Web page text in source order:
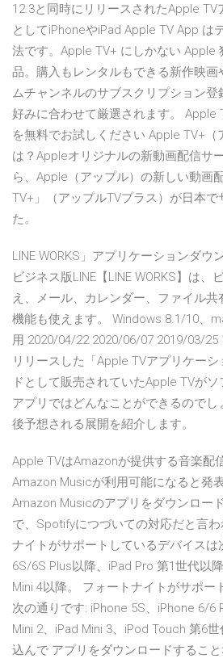
12.3と同時にリリースされたApple TV
としてiPhoneやiPad ‎Apple TV App は
法です。Apple TV+ にしかない Apple
品。購入もレンタルもできる新作映画
ムチャンネルのサブスクリプション
好みに合わせて厳選されます。 Apple
を無料でお試しください Apple TV+（
は？Appleオリジナルの新動画配信サ
ら、Apple（アップル）の新しい動画
TV+」（アップルTVプラス）が日本で
た。
LINE WORKS」アプリケーションダウ
ビジネス版LINE【LINE WORKS】は、
え、メール、カレンダー、ファイル
機能も使えます。 Windows 8.1/10、
用 2020/04/22 2020/06/07 2019/03/25
リリースした「Apple TVアプリケー
ドとして販売されていたApple TVが
アプリではどんなことができるので
後予想される展開を紹介します。
Apple TVはAmazonが提供する音楽配
Amazon Musicが利用可能になると発
Amazon Musicのアプリをダウンロー
で、Spotifyにつづいての対応だと言
ナイトがサポートしているデバイスは
6S/6S Plus以降、iPad Pro 第1世代以
Mini 4以降。 フォートナイトがサポー
次の通りです: iPhone 5S、iPhone 6/6
Mini 2、iPad Mini 3、iPod Touch 第6
込んで アプリをダウンロードするこ